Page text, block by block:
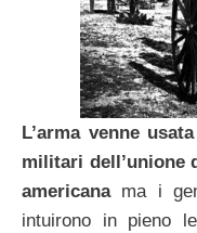
L’arma venne
militari dell’unione
americanama i
intuirono in pieno